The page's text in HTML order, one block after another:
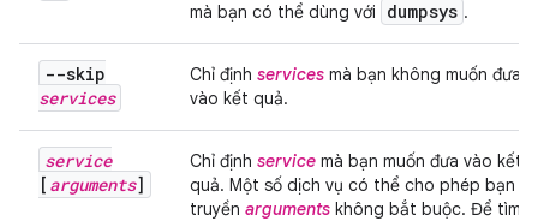
mà bạn có thể dùng với
dumpsys .
--skip
services
Chỉ định services mà bạn không muốn đưa
vào kết quả.
service
[ arguments]
Chỉ định service mà bạn muốn đưa vào kết
quả. Một số dịch vụ có thể cho phép bạn
truyền arguments không bắt buộc. Để tìm